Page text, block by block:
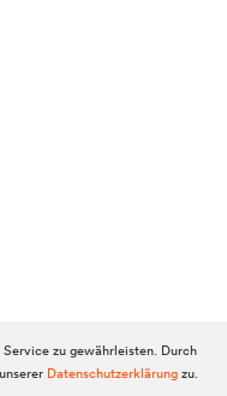
zu gewährleisten. Durch
Datenschutzerklärungzu.